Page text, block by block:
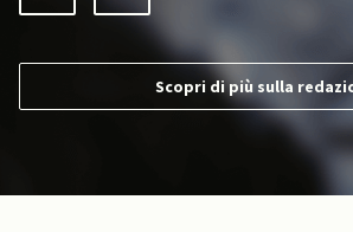
Scopri di più sulla